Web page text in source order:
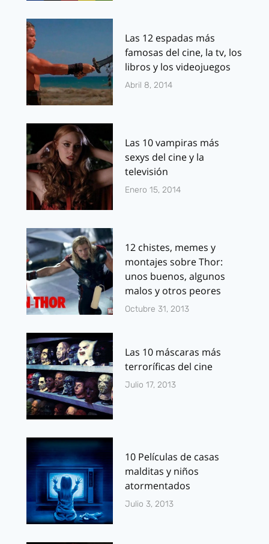
Las 12 espadas más
famosas del cine, la tv, los
libros y los videojuegos
Abril 8, 2014
Las 10 vampiras más
sexys del cine y la
televisión
Enero 15, 2014
12 chistes, memes y
montajes sobre Thor:
unos buenos, algunos
malos y otros peores
Octubre 31, 2013
Las 10 máscaras más
terroríficas del cine
Julio 17, 2013
10 Películas de casas
malditas y niños
atormentados
Julio 3, 2013